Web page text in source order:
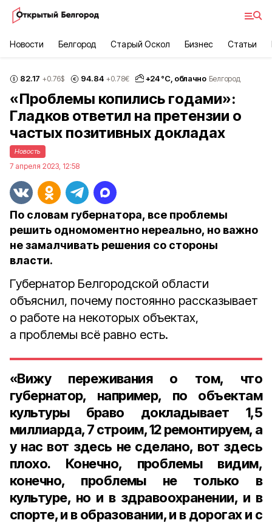
Новости Белгород Старый Оскол Бизнес Статьи
82.17 +0.76$ 94.84 +0.78€ +24°С, облачно Белгород
«Проблемы копились годами»:
Гладков ответил на претензии о
частых позитивных докладах
Новость
7 апреля 2023, 12:58
По словам губернатора, все проблемы
решить одномоментно нереально, но важно
не замалчивать решения со стороны
власти.
Губернатор Белгородской области
объяснил, почему постоянно рассказывает
о работе на некоторых объектах,
а проблемы всё равно есть.
«Вижу переживания о том, что
губернатор, например, по объектам
культуры браво докладывает 1,5
миллиарда, 7 строим, 12 ремонтируем, а
у нас вот здесь не сделано, вот здесь
плохо. Конечно, проблемы видим,
конечно, проблемы не только в
культуре, но и в здравоохранении, и в
спорте, и в образовании, и в дорогах и с